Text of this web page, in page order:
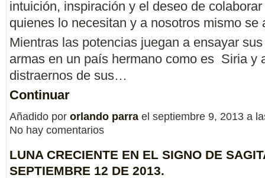
intuición, inspiración y el deseo de
quienes lo necesitan y a nosotros mismo se
Mientras las potencias juegan a ensayar
armas en un país hermano como es Siria y
distraernos de sus…
Continuar
Añadido por orlando parra el septiembre 9, 2013 a
No hay comentarios
LUNA CRECIENTE EN EL SIGNO DE
SEPTIEMBRE 12 DE 2013.